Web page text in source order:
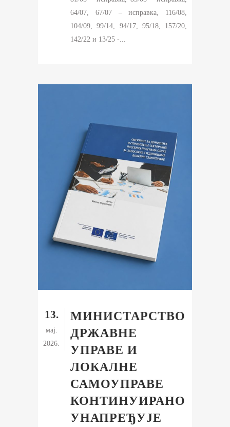
64/07, 67/07 – исправка, 116/08,
104/09, 99/14, 94/17, 95/18, 157/20,
142/22 и 13/25 -...
13.
мај.
2026.
МИНИСТАРСТВО
ДРЖАВНЕ
УПРАВЕ И
ЛОКАЛНЕ
САМОУПРАВЕ
КОНТИНУИРАНО
УНАПРЕЂУЈЕ